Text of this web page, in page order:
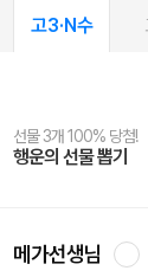
고3·N수
선물 3개 100% 당첨!
행운의 선물 뽑기
선물 100% 증정!
메가스터디 X 올리브
여름방학 스터디 캐시백
메가런 썸머스쿨
2027 러셀 단과
강사 공개선발
스마트러닝앱
설문 EVENT
메가패스
3일 무료 체험권
메가패스 수강생 무료혜
메가클럽 멤버십
사회공헌 캠페인
희망이룸 메가나눔
메가선생님